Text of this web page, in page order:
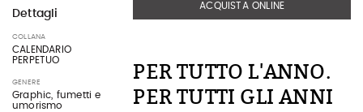
Dettagli
COLLANA
CALENDARIO
PERPETUO
GENERE
Graphic, fumetti e
umorismo
ACQUISTA ONLINE
PER TUTTO L'ANNO.
PER TUTTI GLI ANNI